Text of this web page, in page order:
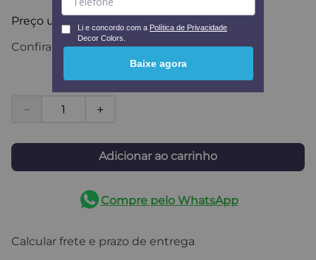
Preço unitário
Confira formas de pagamento
＋
－
Adicionar ao carrinho
Compre pelo WhatsApp
Calcular frete e prazo de entrega
Li e concordo com a Política de Privacidade
Decor Colors.
Baixe agora